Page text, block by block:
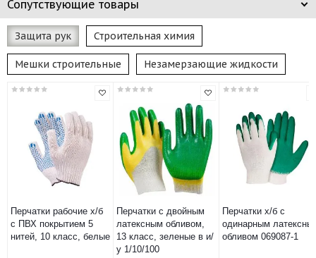
Сопутствующие товары
Защита рук Строительная химия
Мешки строительные Незамерзающие жидкости
Перчатки рабочие х/б
с ПВХ покрытием 5
нитей, 10 класс, белые
Перчатки с двойным
латексным обливом,
13 класс, зеленые в и/
у 1/10/100
Перчатки х/б с
одинарным
обливом 069087-1